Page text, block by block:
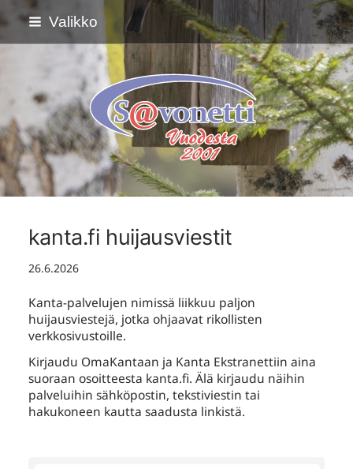
Siirry
sivun
sisältöön
Valikko
Savonetti ry
kanta.fi huijausviestit
26.6.2026
Kanta-palvelujen nimissä liikkuu paljon
huijausviestejä, jotka ohjaavat rikollisten
verkkosivustoille.
Kirjaudu OmaKantaan ja Kanta Ekstranettiin aina
suoraan osoitteesta kanta.fi. Älä kirjaudu näihin
palveluihin sähköpostin, tekstiviestin tai
hakukoneen kautta saadusta linkistä.